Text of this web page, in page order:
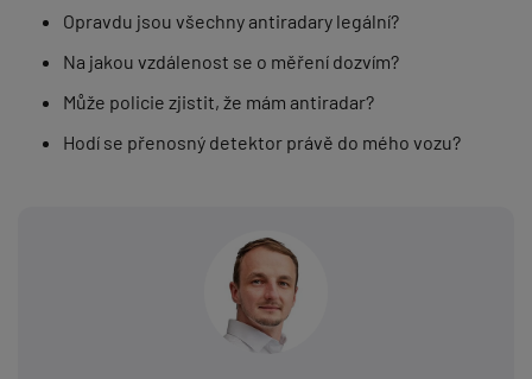
Opravdu jsou všechny antiradary legální?
Na jakou vzdálenost se o měření dozvím?
Může policie zjistit, že mám antiradar?
Hodí se přenosný detektor právě do mého vozu?